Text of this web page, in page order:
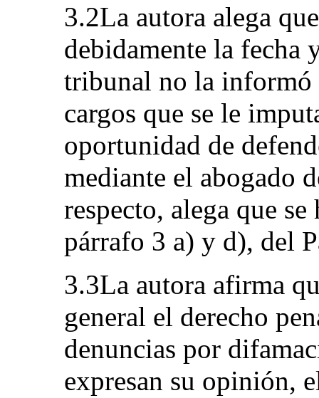
3.2La autora alega
debidamente la fecha
tribunal no la informó
cargos que se le
oportunidad de
mediante el abogado
respecto, alega que
párrafo 3 a) y d), del
3.3La autora afirma
general el derecho
denuncias por
expresan su opinión,